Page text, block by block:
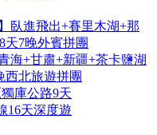
臥進飛出+賽里木湖+那
天7晚外賓拼團
海+甘肅+新疆+茶卡鹽湖
西北旅遊拼團
庫公路9天
16天深度遊